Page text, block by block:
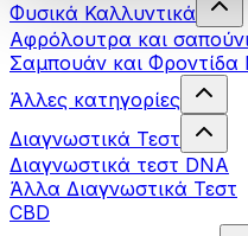
Φυσικά Καλλυντικά
Αφρόλουτρα και
Σαμπουάν και
Άλλες κατηγορίες
Διαγνωστικά Τεστ
Διαγνωστικά τεστ DNA
Άλλα Διαγνωστικά Τεστ
CBD